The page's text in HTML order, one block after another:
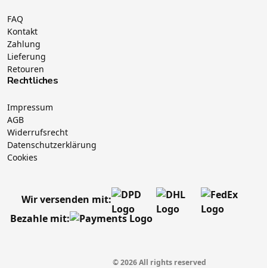
FAQ
Kontakt
Zahlung
Lieferung
Retouren
Rechtliches
Impressum
AGB
Widerrufsrecht
Datenschutzerklärung
Cookies
Wir versenden mit:
Bezahle mit:
© 2026 All rights reserved